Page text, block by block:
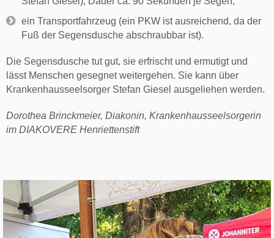
ein Transportfahrzeug (ein PKW ist ausreichend, da der
Fuß der Segensdusche abschraubbar ist).
Die Segensdusche tut gut, sie erfrischt und ermutigt und
lässt Menschen gesegnet weitergehen. Sie kann über
Krankenhausseelsorger Stefan Giesel ausgeliehen werden.
Dorothea Brinckmeier, Diakonin, Krankenhausseelsorgerin
im DIAKOVERE Henriettenstift